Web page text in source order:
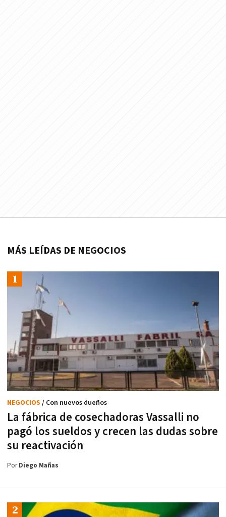
MÁS LEÍDAS DE NEGOCIOS
La fábrica de cosechadoras Vassalli no
pagó los sueldos y crecen las dudas sobre
su reactivación
NEGOCIOS / Con nuevos dueños
PorDiego Mañas